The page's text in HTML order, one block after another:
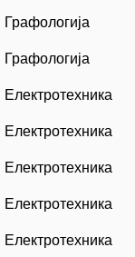
Графологија
Графологија
Електротехника
Електротехника
Електротехника
Електротехника
Електротехника